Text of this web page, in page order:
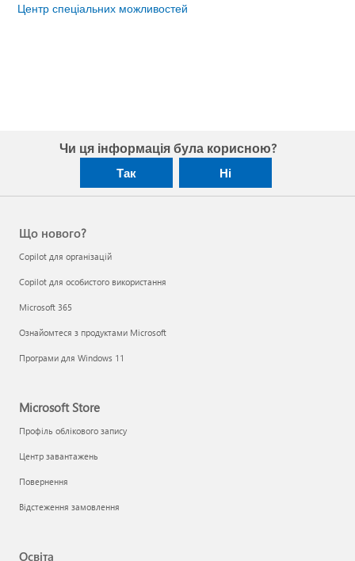
Центр спеціальних можливостей
Чи ця інформація була корисною?
Так Ні
Що нового?
Copilot для організацій
Copilot для особистого використання
Microsoft 365
Ознайомтеся з продуктами Microsoft
Програми для Windows 11
Microsoft Store
Профіль облікового запису
Центр завантажень
Повернення
Відстеження замовлення
Освіта